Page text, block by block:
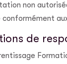
non
conformément
de